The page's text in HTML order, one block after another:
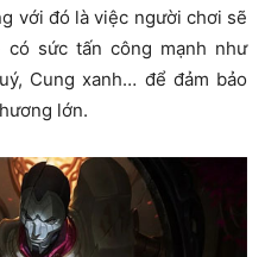
với đó là việc người chơi sẽ
sức tấn công mạnh như
Cung xanh… để đảm bảo
lớn.